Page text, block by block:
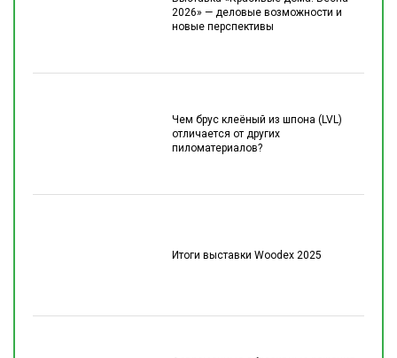
2026» — деловые возможности и
новые перспективы
Чем брус клеёный из шпона (LVL)
отличается от других
пиломатериалов?
Итоги выставки Woodex 2025